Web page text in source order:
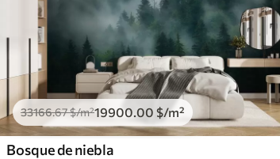
33166.67$/m²19900 .00 $/m²
Bosque de niebla